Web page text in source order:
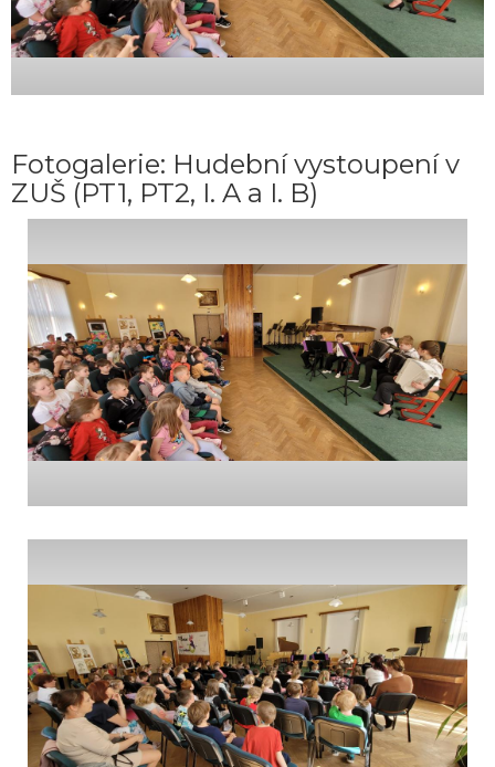
Fotogalerie: Hudební vystoupení v
ZUŠ (PT1, PT2, I. A a I. B)